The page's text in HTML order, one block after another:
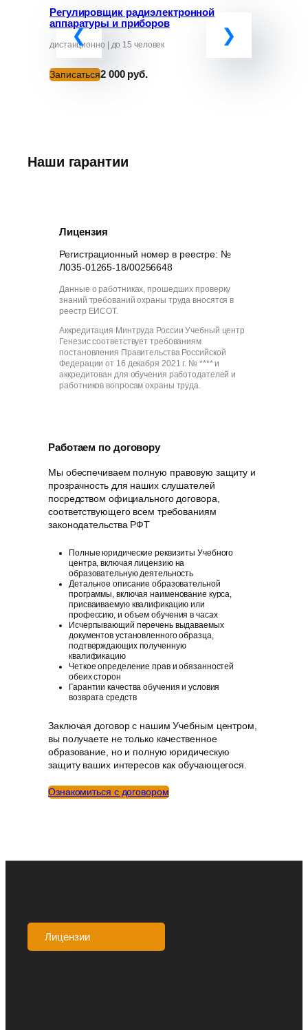
Регулировщик радиэлектронной
аппаратуры и приборов
дистанционно | до 15 человек
Записаться2 000 руб.
Наши гарантии
Лицензия
Регистрационный номер в реестре: №
Л035-01265-18/00256648
Данные о работниках, прошедших проверку
знаний требований охраны труда вносятся в
реестр ЕИСОТ.
Аккредитация Минтруда России Учебный центр
Генезис соответствует требованиям
постановления Правительства Российской
Федерации от 16 декабря 2021 г. № **** и
аккредитован для обучения работодателей и
работников вопросам охраны труда.
Работаем по договору
Мы обеспечиваем полную правовую защиту и
прозрачность для наших слушателей
посредством официального договора,
соответствующего всем требованиям
законодательства РФT
Полные юридические реквизиты Учебного
центра, включая лицензию на
образовательную деятельность
Детальное описание образовательной
программы, включая наименование курса,
присваиваемую квалификацию или
профессию, и объем обучения в часах
Исчерпывающий перечень выдаваемых
документов установленного образца,
подтверждающих полученную
квалификацию
Четкое определение прав и обязанностей
обеих сторон
Гарантии качества обучения и условия
возврата средств
Заключая договор с нашим Учебным центром,
вы получаете не только качественное
образование, но и полную юридическую
защиту ваших интересов как обучающегося.
Ознакомиться с договором
Лицензии